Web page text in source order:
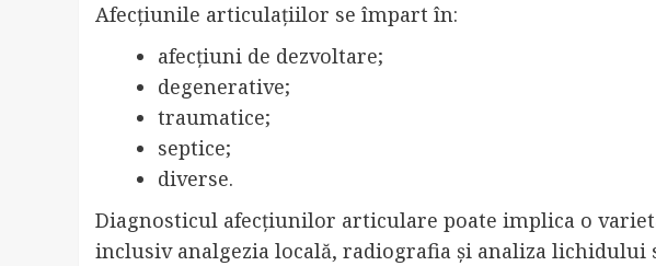
Afecțiunile articulațiilor se împart în:
afecțiuni de dezvoltare;
degenerative;
traumatice;
septice;
diverse.
Diagnosticul afecțiunilor articulare poate implica o
inclusiv analgezia locală, radiografia și analiza